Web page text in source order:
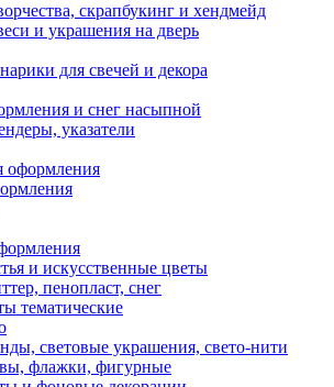
скрапбукинг и хендмейд
и украшения на дверь
для свечей и декора
и снег насыпной
указатели
и искусственные цветы
пенопласт, снег
тематические
световые украшения, свето-нити
флажки, фигурные